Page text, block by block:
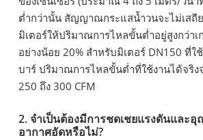
ต่ำกว่านั้น สัญญาณกระแสน้ำวนจะไม่เสถี
มิเตอร์ให้ปริมาณการไหลขั้นต่ำอยู่สูงกว่า
อย่างน้อย 20% สำหรับมิเตอร์ DN150 ที่
บาร์ ปริมาณการไหลขั้นต่ำที่ใช้งานได้จริ
250 ถึง 300 CFM
2. จำเป็นต้องมีการชดเชยแรงดันและ
อากาศอัดหรือไม่?